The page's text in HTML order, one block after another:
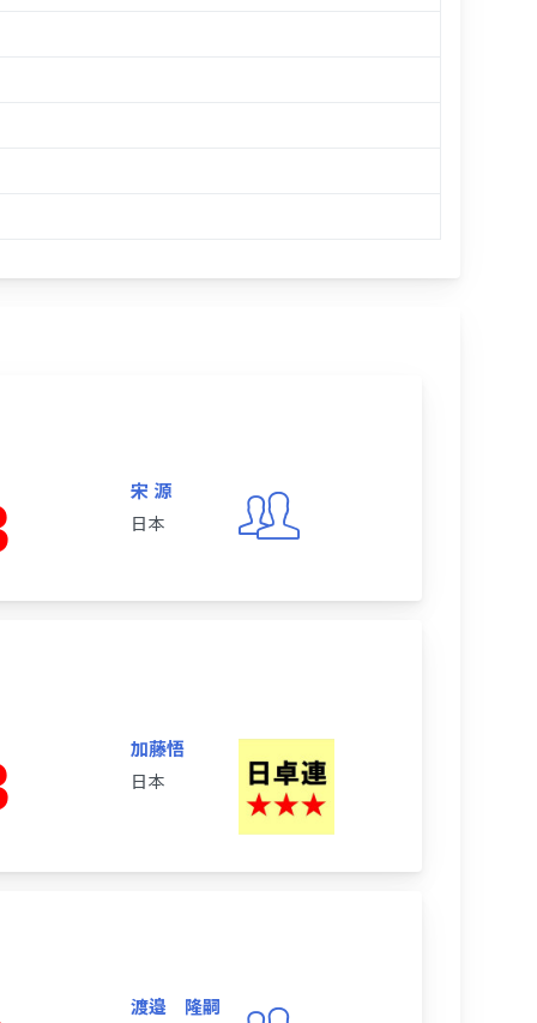
宋 源
日本
加藤悟
日本
渡邉 隆嗣